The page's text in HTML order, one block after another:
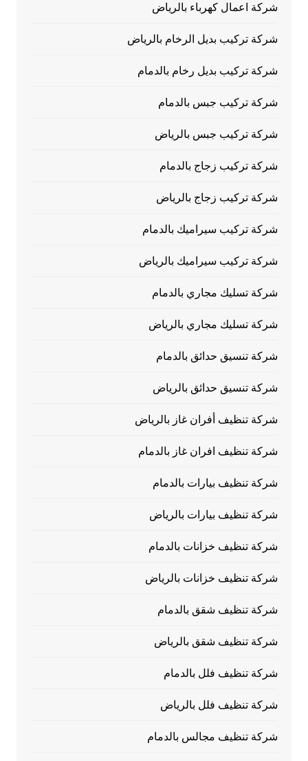
شركة اعمال كهرباء بالرياض
شركة تركيب بديل الرخام بالرياض
شركة تركيب بديل رخام بالدمام
شركة تركيب جبس بالدمام
شركة تركيب جبس بالرياض
شركة تركيب زجاج بالدمام
شركة تركيب زجاج بالرياض
شركة تركيب سيراميك بالدمام
شركة تركيب سيراميك بالرياض
شركة تسليك مجاري بالدمام
شركة تسليك مجاري بالرياض
شركة تنسيق حدائق بالدمام
شركة تنسيق حدائق بالرياض
شركة تنظيف أفران غاز بالرياض
شركة تنظيف افران غاز بالدمام
شركة تنظيف بيارات بالدمام
شركة تنظيف بيارات بالرياض
شركة تنظيف خزانات بالدمام
شركة تنظيف خزانات بالرياض
شركة تنظيف شقق بالدمام
شركة تنظيف شقق بالرياض
شركة تنظيف فلل بالدمام
شركة تنظيف فلل بالرياض
شركة تنظيف مجالس بالدمام